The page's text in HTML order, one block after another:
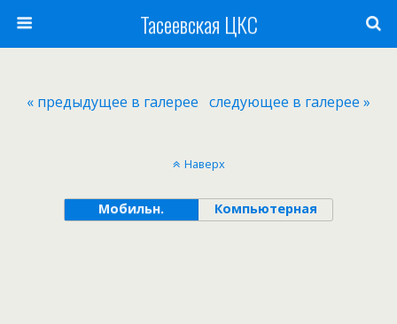
Тасеевская ЦКС
« предыдущее в галерее следующее в галерее »
Наверх
Мобильн. Компьютерная